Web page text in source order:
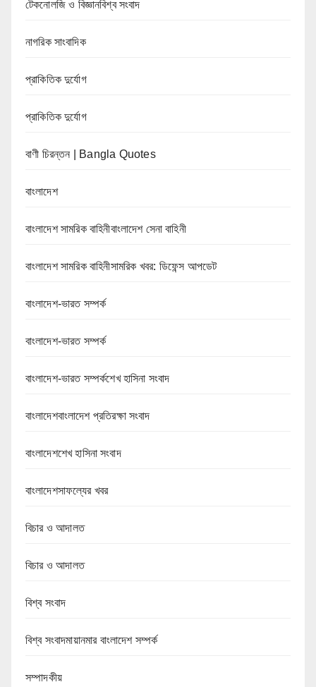
টেকনোলজি ও বিজ্ঞানবিশ্ব সংবাদ
নাগরিক সাংবাদিক
প্রাকিতিক দুর্যোগ
প্রাকিতিক দুর্যোগ
বাণী চিরন্তন | Bangla Quotes
বাংলাদেশ
বাংলাদেশ সামরিক বাহিনীবাংলাদেশ সেনা বাহিনী
বাংলাদেশ সামরিক বাহিনীসামরিক খবর: ডিফেন্স আপডেট
বাংলাদেশ-ভারত সম্পর্ক
বাংলাদেশ-ভারত সম্পর্ক
বাংলাদেশ-ভারত সম্পর্কশেখ হাসিনা সংবাদ
বাংলাদেশবাংলাদেশ প্রতিরক্ষা সংবাদ
বাংলাদেশশেখ হাসিনা সংবাদ
বাংলাদেশসাফল্যের খবর
বিচার ও আদালত
বিচার ও আদালত
বিশ্ব সংবাদ
বিশ্ব সংবাদমায়ানমার বাংলাদেশ সম্পর্ক
সম্পাদকীয়